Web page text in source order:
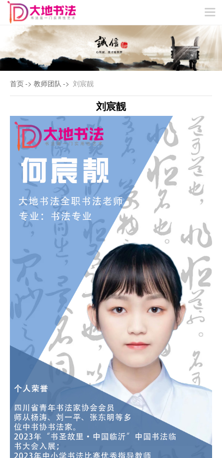
网站首页
关于我们
精品课程
VIP特色教学
教学成果
教师团队
新闻动态
冬/夏令营
联系我们
首页-> 教师团队 -> 刘宸靓
刘宸靓